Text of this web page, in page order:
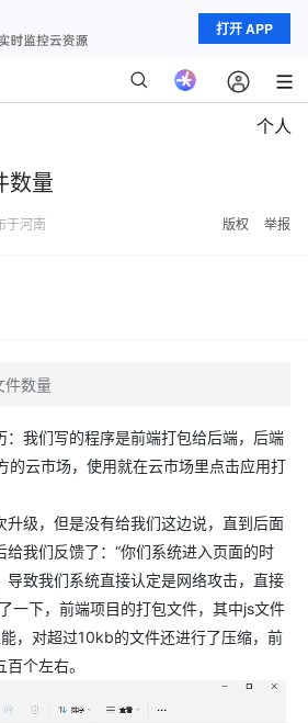
打开 APP
个人
数量
于河南 版权 举报
件数量
：我们写的程序是前端打包给后端，后端
的云市场，使用就在云市场里点击应用打
升级，但是没有给我们这边说，直到后面
我们反馈了：“你们系统进入页面的时
导致我们系统直接认定是网络攻击，直接
一下，前端项目的打包文件，其中js文件
，对超过10kb的文件还进行了压缩，前
个左右。